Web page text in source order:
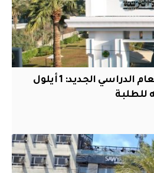
التربية تحدد موعد العام الدراسي الجديد: 1 أيلول